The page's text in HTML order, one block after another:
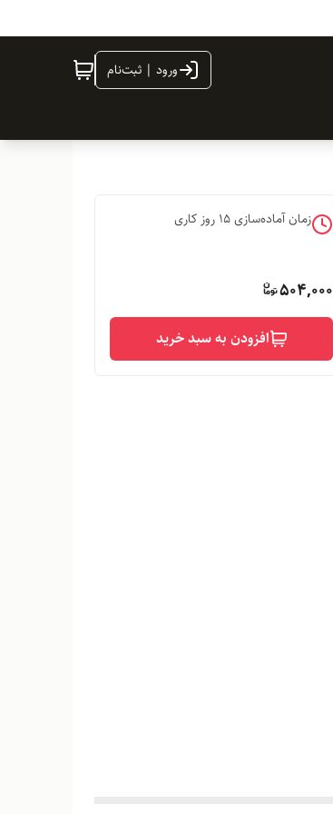
ورود | ثبت‌نام
زمان آماده‌سازی15 روز کاری
504,000
افزودن به سبد خرید